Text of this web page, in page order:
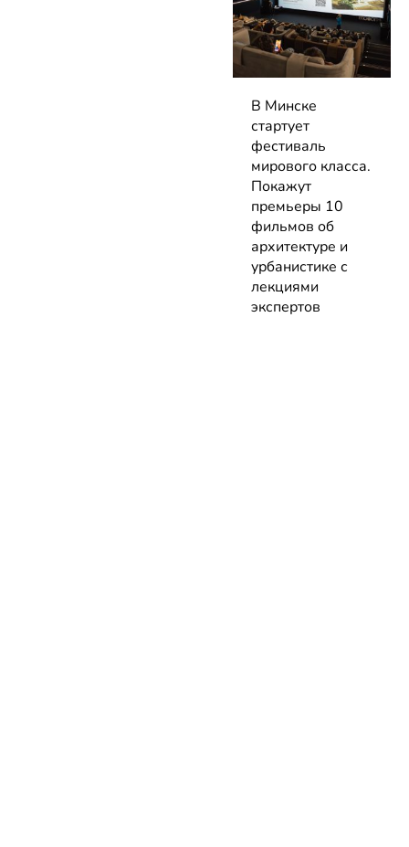
В Минске
стартует
фестиваль
мирового класса.
Покажут
премьеры 10
фильмов об
архитектуре и
урбанистике с
лекциями
экспертов